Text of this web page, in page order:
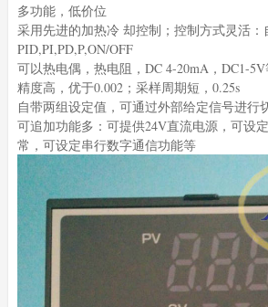
多功能，低价位
采用先进的加热冷 却控制；控制方式灵活：
PID,PI,PD,P,ON/OFF
可以热电偶，热电阻，DC 4-20mA，DC1-
精度高，优于0.002；采样周期短，0.25s
自带两组设定值，可通过外部给定信号进行
可追加功能多：可提供24V直流电源，可设
常，可设定串行数字通信功能等